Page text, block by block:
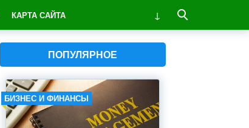
КАРТА САЙТА
ПОПУЛЯРНОЕ
БИЗНЕС И ФИНАНСЫ